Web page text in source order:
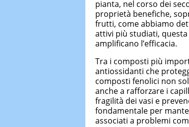
pianta, nel corso dei
proprietà benefiche,
frutti, come abbiamo
attivi più studiati,
amplificano l’efficacia.
Tra i composti più
antiossidanti che
composti fenolici non
anche a rafforzare i
fragilità dei vasi e
fondamentale per
associati a problemi